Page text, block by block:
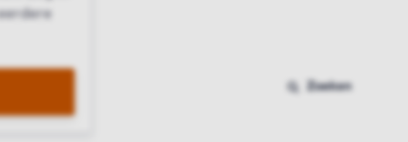
Zoeken